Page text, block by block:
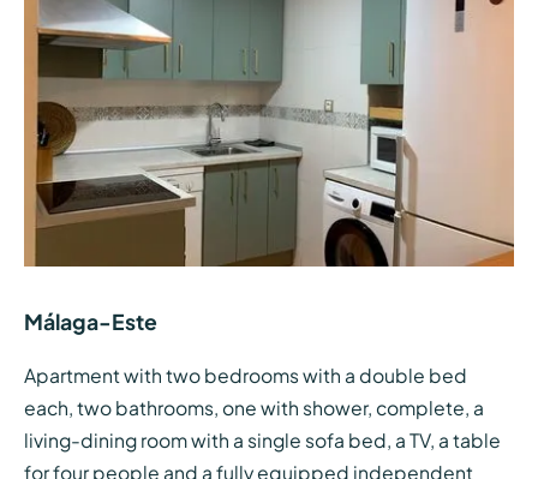
Málaga-Este
Apartment with two bedrooms with a double bed
each, two bathrooms, one with shower, complete, a
living-dining room with a single sofa bed, a TV, a table
for four people and a fully equipped independent